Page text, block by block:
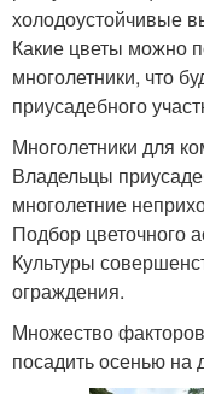
холодоустойчивые
Какие цветы можно
многолетники, что
приусадебного
Многолетники для
Владельцы
многолетние
Подбор цветочного
Культуры
ограждения.
Множество
посадить осенью на